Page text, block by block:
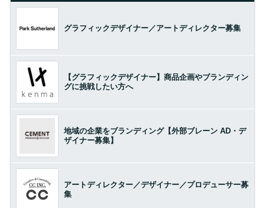
グラフィックデザイナー／アートディレクター募集
【グラフィックデザイナー】商品企画やブランディン
グに挑戦したい方へ
地域の企業をブランディング【外部ブレーン AD・デ
ザイナー募集】
アートディレクター／デザイナー／プロデューサー募
集